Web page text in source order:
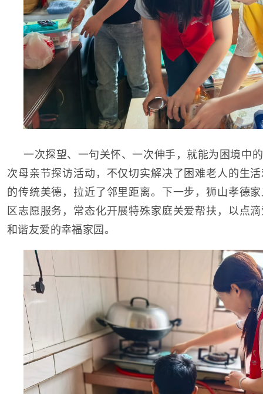
一次探望、一句关怀、一次伸手，就能为困境中
次母亲节探访活动，不仅切实解决了困难老人的生
的传统美德，拉近了邻里距离。下一步，狮山孝德
区志愿服务，常态化开展特殊家庭关爱帮扶，以点
和谐友爱的幸福家园。